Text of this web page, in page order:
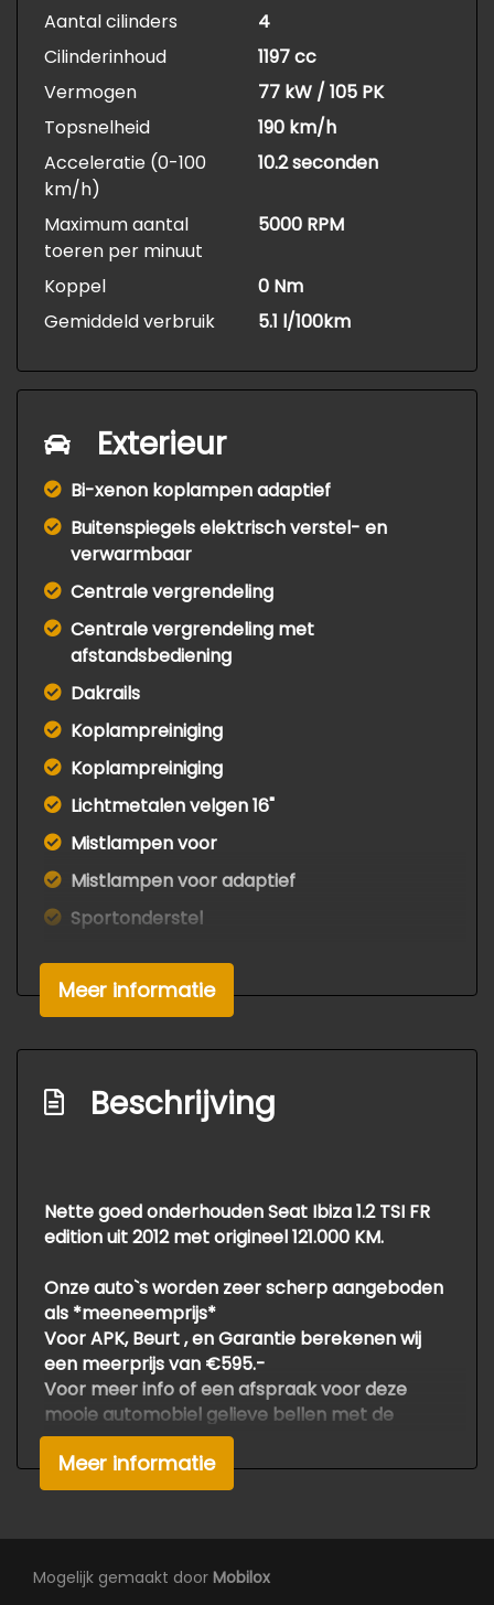
Aantal cilinders
4
Cilinderinhoud
1197 cc
Vermogen
77 kW / 105 PK
Topsnelheid
190 km/h
Acceleratie (0-100
km/h)
10.2 seconden
Maximum aantal
toeren per minuut
5000 RPM
Koppel
0 Nm
Gemiddeld verbruik
5.1 l/100km
Exterieur
Bi-xenon koplampen adaptief
Buitenspiegels elektrisch verstel- en
verwarmbaar
Centrale vergrendeling
Centrale vergrendeling met
afstandsbediening
Dakrails
Koplampreiniging
Koplampreiniging
Lichtmetalen velgen 16"
Mistlampen voor
Mistlampen voor adaptief
Sportonderstel
Interieur
Achterbank in delen neerklapbaar
Airco
Bestuurdersstoel in hoogte verstelbaar
Buitentemperatuurmeter
Elektrische ramen achter
Elektrische ramen voor
Elektrische ramen voor en achter
Passagiersstoel in hoogte verstelbaar
Sportstoelen
Stuur en versnellingspook (kunst)leder
Overige
Anti blokkeer systeem
Meer informatie
Beschrijving
Nette goed onderhouden Seat Ibiza 1.2 TSI FR
edition uit 2012 met origineel 121.000 KM.
Onze auto`s worden zeer scherp aangeboden
als *meeneemprijs*
Voor APK, Beurt , en Garantie berekenen wij
een meerprijs van €595.-
Voor meer info of een afspraak voor deze
mooie automobiel gelieve bellen met de
verkoop
Druk en zetfouten voorbehouden.
Om teleurstelling te voorkomen adviseren wij
Wiep Bosma: 06 53494342.
Thys Bosma: 06 30305769.
Meer informatie
Mogelijk gemaakt door Mobilox